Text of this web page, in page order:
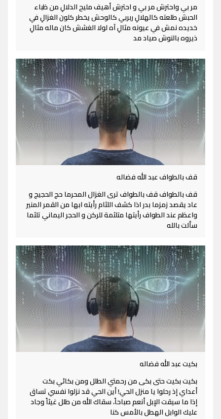
مر بي واحترش مر بي و احترش أهيف مليح الدلالِ من ظباء
الحبش طلعته كالهلالِ ربربي كالوحش يخطر كلون الغزالِ في
خديده نمش في عيونه مثالِ آه لولا الغشش كان ماله مثالِ
ذيروه بالنوش صياد مد
قف بالطواف عبد الله فضاله
قف بالطواف قف بالطواف ترى الغزال المحرما حج الحجيج و
عاد يقصد زمزما بدر اذا كشف اللثام رأيته ابها من القمر المنير
واعظم عند الطواف رأيتها متلثمة للركن و الحجر اليماني تلثما
سألت بالله
بكيت عبد الله فضاله
بكيت بكيت حتى بكى من رحمتي الطلل ومن بكائي بكت
أعداي إذ رحلوا يا منزل الحي! أين الحي قد نزلوا نفسي تساق
إذا ما سيقت الإبل أنعم صباحاً، سقاك الله من طلل غيثاً وجاد
عليك الوابل الهطل بالأمس كنا